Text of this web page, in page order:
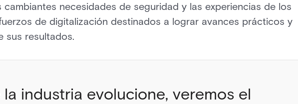
necesidades de seguridad y las experiencias de los
de digitalización destinados a lograr avances prácticos y
sus resultados.
industria evolucione, veremos el